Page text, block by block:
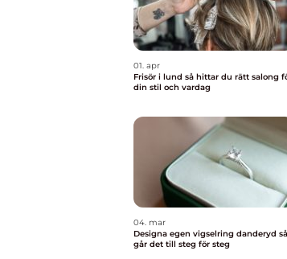
01. apr
Frisör i lund så hittar du rätt salong för
din stil och vardag
04. mar
Designa egen vigselring danderyd så
går det till steg för steg